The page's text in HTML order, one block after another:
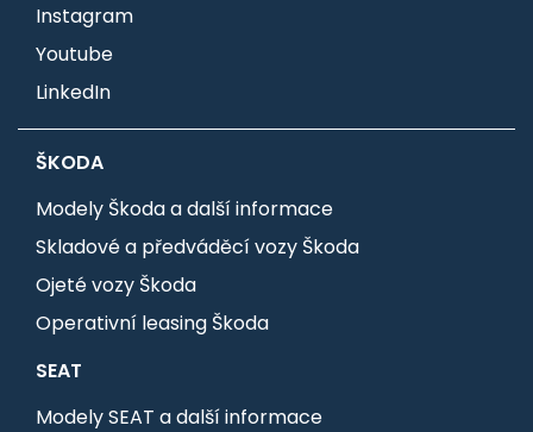
Instagram
Youtube
LinkedIn
ŠKODA
Modely Škoda a další informace
Skladové a předváděcí vozy Škoda
Ojeté vozy Škoda
Operativní leasing Škoda
SEAT
Modely SEAT a další informace